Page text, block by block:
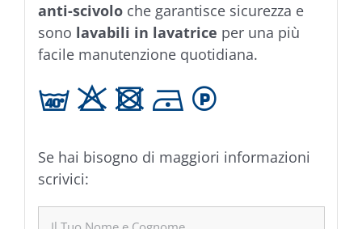
anti-scivoloche garantisce sicurezza e
sono lavabili in lavatrice per una più
facile manutenzione quotidiana.
h H U D L
Se hai bisogno di maggiori informazioni
scrivici: